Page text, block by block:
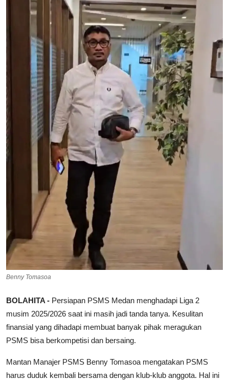
Benny Tomasoa
BOLAHITA - Persiapan PSMS Medan menghadapi Liga 2
musim 2025/2026 saat ini masih jadi tanda tanya. Kesulitan
finansial yang dihadapi membuat banyak pihak meragukan
PSMS bisa berkompetisi dan bersaing.
Mantan Manajer PSMS Benny Tomasoa mengatakan PSMS
harus duduk kembali bersama dengan klub-klub anggota. Hal ini